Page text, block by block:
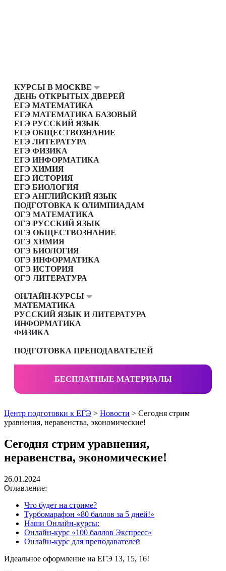
КУРСЫ В МОСКВЕ
ДЕНЬ ОТКРЫТЫХ ДВЕРЕЙ
ЕГЭ МАТЕМАТИКА
ЕГЭ МАТЕМАТИКА БАЗОВЫЙ
ЕГЭ РУССКИЙ ЯЗЫК
ЕГЭ ОБЩЕСТВОЗНАНИЕ
ЕГЭ ЛИТЕРАТУРА
ЕГЭ ФИЗИКА
ЕГЭ ИНФОРМАТИКА
ЕГЭ ХИМИЯ
ЕГЭ ИСТОРИЯ
ЕГЭ БИОЛОГИЯ
ЕГЭ АНГЛИЙСКИЙ ЯЗЫК
ПОДГОТОВКА К ОЛИМПИАДАМ
ОГЭ МАТЕМАТИКА
ОГЭ РУССКИЙ ЯЗЫК
ОГЭ ОБЩЕСТВОЗНАНИЕ
ОГЭ ХИМИЯ
ОГЭ БИОЛОГИЯ
ОГЭ ИНФОРМАТИКА
ОГЭ ИСТОРИЯ
ОГЭ ЛИТЕРАТУРА
ОНЛАЙН-КУРСЫ
МАТЕМАТИКА
РУССКИЙ ЯЗЫК И ЛИТЕРАТУРА
ИНФОРМАТИКА
ФИЗИКА
ПОДГОТОВКА ПРЕПОДАВАТЕЛЕЙ
БЕСПЛАТНЫЕ МАТЕРИАЛЫ
Центр подготовки к ЕГЭ > Новости > Сегодня стрим
уравнения, неравенства, экономические!
Сегодня стрим уравнения,
неравенства, экономические!
26.01.2024
Оглавление:
Что будет на стриме?
Турбомарафон «80 баллов за 5 дней!»
Наши Онлайн-курсы:
Онлайн-курс «100 баллов Экспресс»
Онлайн-курс для преподавателей
Идеальное оформление на ЕГЭ 13, 15, 16!